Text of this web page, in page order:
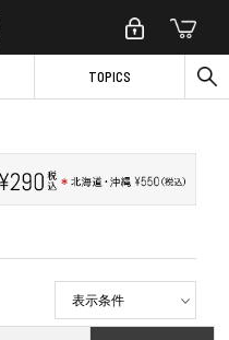
TOPICS
表示条件